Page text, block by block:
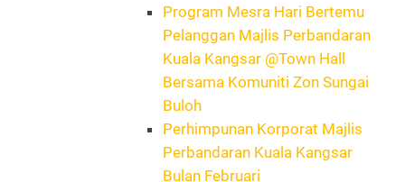
Program Mesra Hari Bertemu
Pelanggan Majlis Perbandaran
Kuala Kangsar @Town Hall
Bersama Komuniti Zon Sungai
Buloh
Perhimpunan Korporat Majlis
Perbandaran Kuala Kangsar
Bulan Februari